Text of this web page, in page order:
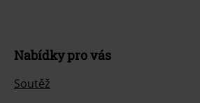
Nabídky pro vás
Soutěž